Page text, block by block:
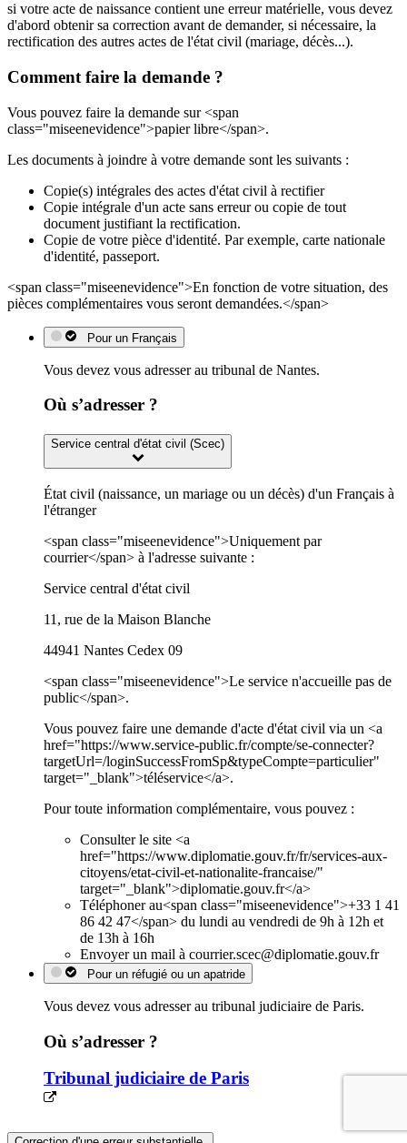
si votre acte de naissance contient une erreur matérielle, vous devez
d'abord obtenir sa correction avant de demander, si nécessaire, la
rectification des autres actes de l'état civil (mariage, décès...).
Comment faire la demande ?
Vous pouvez faire la demande sur <span
class="miseenevidence">papier libre</span>.
Les documents à joindre à votre demande sont les suivants :
Copie(s) intégrales des actes d'état civil à rectifier
Copie intégrale d'un acte sans erreur ou copie de tout
document justifiant la rectification.
Copie de votre pièce d'identité. Par exemple, carte nationale
d'identité, passeport.
<span class="miseenevidence">En fonction de votre situation, des
pièces complémentaires vous seront demandées.</span>
Pour un Français
Vous devez vous adresser au tribunal de Nantes.
Où s’adresser ?
Service central d'état civil (Scec)
État civil (naissance, un mariage ou un décès) d'un Français à
l'étranger
<span class="miseenevidence">Uniquement par
courrier</span> à l'adresse suivante :
Service central d'état civil
11, rue de la Maison Blanche
44941 Nantes Cedex 09
<span class="miseenevidence">Le service n'accueille pas de
public</span>.
Vous pouvez faire une demande d'acte d'état civil via un <a
href="https://www.service-public.fr/compte/se-connecter?
targetUrl=/loginSuccessFromSp&typeCompte=particulier"
target="_blank">téléservice</a>.
Pour toute information complémentaire, vous pouvez :
Consulter le site <a
href="https://www.diplomatie.gouv.fr/fr/services-aux-
citoyens/etat-civil-et-nationalite-francaise/"
target="_blank">diplomatie.gouv.fr</a>
Téléphoner au<span class="miseenevidence">+33 1 41
86 42 47</span> du lundi au vendredi de 9h à 12h et
de 13h à 16h
Envoyer un mail à courrier.scec@diplomatie.gouv.fr
Pour un réfugié ou un apatride
Vous devez vous adresser au tribunal judiciaire de Paris.
Où s’adresser ?
Tribunal judiciaire de Paris